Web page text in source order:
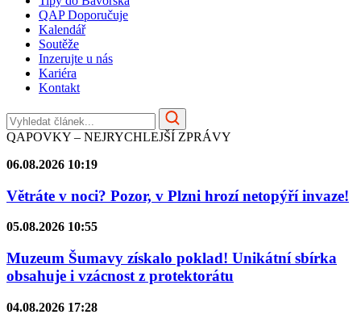
QAP Doporučuje
Kalendář
Soutěže
Inzerujte u nás
Kariéra
Kontakt
QAPOVKY – NEJRYCHLEJŠÍ ZPRÁVY
06.08.2026 10:19
Větráte v noci? Pozor, v Plzni hrozí netopýří invaze!
05.08.2026 10:55
Muzeum Šumavy získalo poklad! Unikátní sbírka
obsahuje i vzácnost z protektorátu
04.08.2026 17:28